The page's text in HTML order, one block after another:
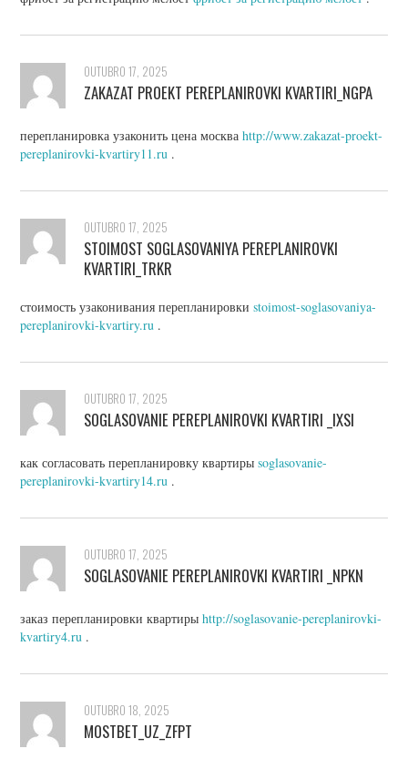
OUTUBRO 17, 2025
ZAKAZAT PROEKT PEREPLANIROVKI KVARTIRI_NGPA
перепланировка узаконить цена москваhttp://www.zakazat-proekt-
pereplanirovki-kvartiry11.ru .
OUTUBRO 17, 2025
STOIMOST SOGLASOVANIYA PEREPLANIROVKI
KVARTIRI_TRKR
стоимость узаконивания перепланировкиstoimost-soglasovaniya-
pereplanirovki-kvartiry.ru .
OUTUBRO 17, 2025
SOGLASOVANIE PEREPLANIROVKI KVARTIRI _IXSI
как согласовать перепланировку квартирыsoglasovanie-
pereplanirovki-kvartiry14.ru .
OUTUBRO 17, 2025
SOGLASOVANIE PEREPLANIROVKI KVARTIRI _NPKN
заказ перепланировки квартирыhttp://soglasovanie-pereplanirovki-
kvartiry4.ru .
OUTUBRO 18, 2025
MOSTBET_UZ_ZFPT